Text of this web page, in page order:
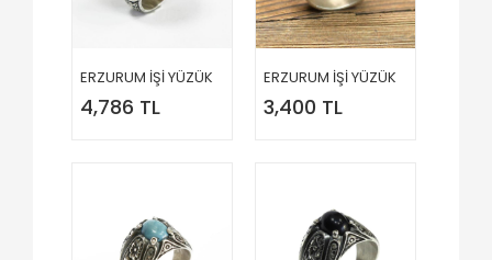
ERZURUM İŞİ YÜZÜK
4,786 TL
ERZURUM İŞİ YÜZÜK
3,400 TL